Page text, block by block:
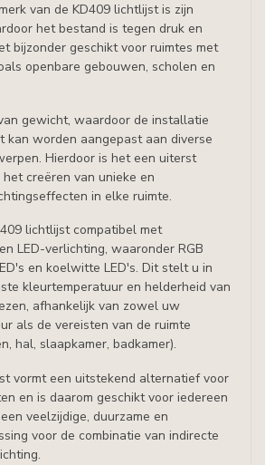
van de KD409 lichtlijst is zijn
het bestand is tegen druk en
bijzonder geschikt voor ruimtes met
openbare gebouwen, scholen en
gewicht, waardoor de installatie
kan worden aangepast aan diverse
Hierdoor is het een uiterst
creëren van unieke en
in elke ruimte.
lichtlijst compatibel met
LED-verlichting, waaronder RGB
en koelwitte LED's. Dit stelt u in
kleurtemperatuur en helderheid van
afhankelijk van zowel uw
als de vereisten van de ruimte
hal, slaapkamer, badkamer).
vormt een uitstekend alternatief voor
en is daarom geschikt voor iedereen
veelzijdige, duurzame en
voor de combinatie van indirecte